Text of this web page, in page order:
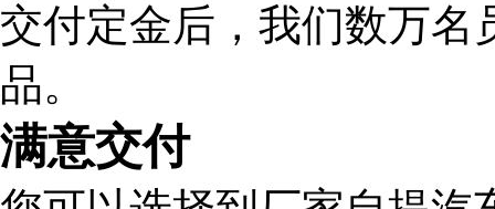
交付定金后，我们数万名
品。
满意交付